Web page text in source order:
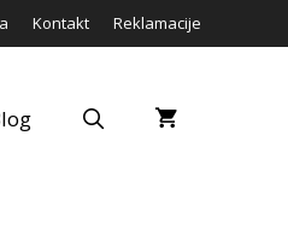
Kontakt Reklamacije